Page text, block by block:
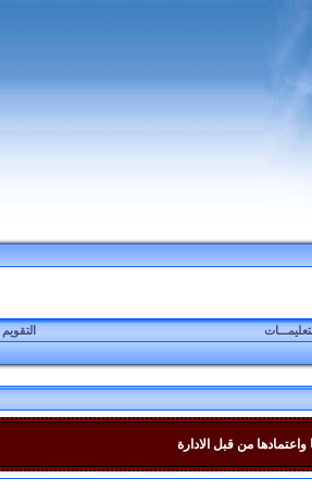
التقويم
من قبل الادارة